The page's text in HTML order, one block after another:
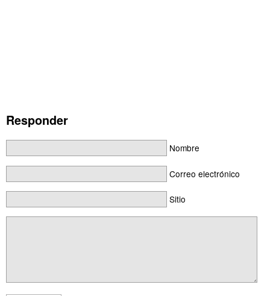
Responder
Nombre
Correo electrónico
Sitio